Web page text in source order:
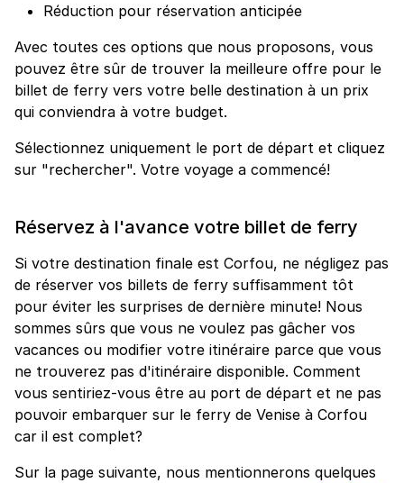
Réduction pour réservation anticipée
Avec toutes ces options que nous proposons, vous
pouvez être sûr de trouver la meilleure offre pour le
billet de ferry vers votre belle destination à un prix
qui conviendra à votre budget.
Sélectionnez uniquement le port de départ et cliquez
sur "rechercher". Votre voyage a commencé!
Réservez à l'avance votre billet de ferry
Si votre destination finale est Corfou, ne négligez pas
de réserver vos billets de ferry suffisamment tôt
pour éviter les surprises de dernière minute! Nous
sommes sûrs que vous ne voulez pas gâcher vos
vacances ou modifier votre itinéraire parce que vous
ne trouverez pas d'itinéraire disponible. Comment
vous sentiriez-vous être au port de départ et ne pas
pouvoir embarquer sur le ferry de Venise à Corfou
car il est complet?
Sur la page suivante, nous mentionnerons quelques